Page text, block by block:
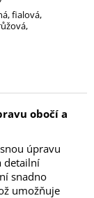
fialová,
obočí a
úpravu
detailní
snadno
umožňuje